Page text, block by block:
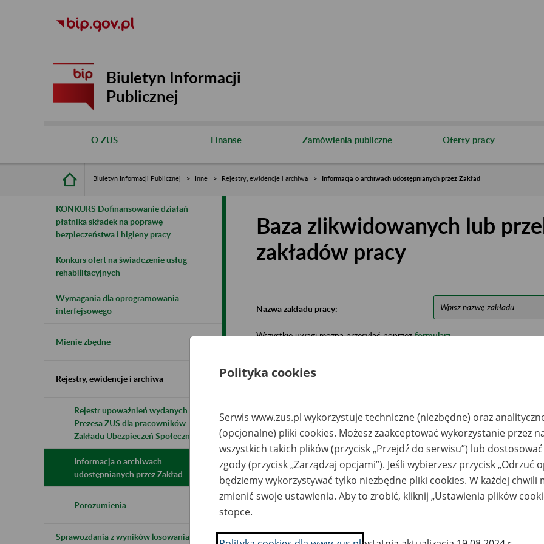
Biuletyn Informacji
Publicznej
O ZUS Finanse Zamówienia publiczne Oferty pracy
Biuletyn Informacji Publicznej Inne Rejestry, ewidencje i archiwa Informacja o archiwach udostępnianych przez Zakład
KONKURS Dofinansowanie działań
płatnika składek na poprawę
bezpieczeństwa i higieny pracy
Konkurs ofert na świadczenie usług
rehabilitacyjnych
Wymagania dla oprogramowania
interfejsowego
Mienie zbędne
Rejestry, ewidencje i archiwa
Rejestr upoważnień wydanych przez
Prezesa ZUS dla pracowników
Zakładu Ubezpieczeń Społecznych
Informacja o archiwach
udostępnianych przez Zakład
Porozumienia
Sprawozdania z wyników losowania do
Baza zlikwidowanych lub
zakładów pracy
Nazwa zakładu pracy:
Wszystkie uwagi można przesyłać poprzezformularz
zlikwidowanego
zakładu pracy
Miejsce
przechowywania
dokumentów
Nr zespołu akt w
archiwum
państwowym
Daty
J.B. WTULICH Spółka
z o.o. w Mławie
Mława
Archiwum Państwowe
w Olsztynie ul.
Żelazna 4 ( Olsztyn ul.
Przedsiębiorstwo
Archiwum Państwowe
Polityka cookies
Serwis www.zus.pl wykorzystuje techniczne (niezbędne) oraz
(opcjonalne) pliki cookies. Możesz zaakceptować wykorzystanie przez
wszystkich takich plików (przycisk „Przejdź do serwisu”) lub
zgody (przycisk „Zarządzaj opcjami”). Jeśli wybierzesz przycisk „Odrzuć
będziemy wykorzystywać tylko niezbędne pliki cookies. W każdej chwili
zmienić swoje ustawienia. Aby to zrobić, kliknij „Ustawienia plików
stopce.